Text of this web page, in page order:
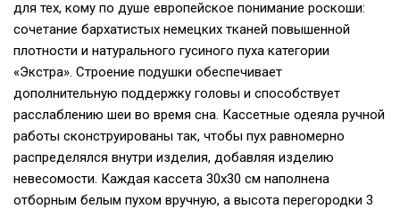
для тех, кому по душе европейское понимание роскоши:
сочетание бархатистых немецких тканей повышенной
плотности и натурального гусиного пуха категории
«Экстра». Строение подушки обеспечивает
дополнительную поддержку головы и способствует
расслаблению шеи во время сна. Кассетные одеяла ручной
работы сконструированы так, чтобы пух равномерно
распределялся внутри изделия, добавляя изделию
невесомости. Каждая кассета 30х30 см наполнена
отборным белым пухом вручную, а высота перегородки 3